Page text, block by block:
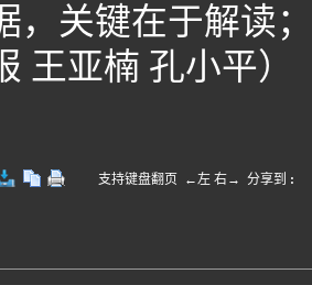
，关键在于解读
王亚楠 孔小平）
支持键盘翻页 ←左 右→ 分享到 :